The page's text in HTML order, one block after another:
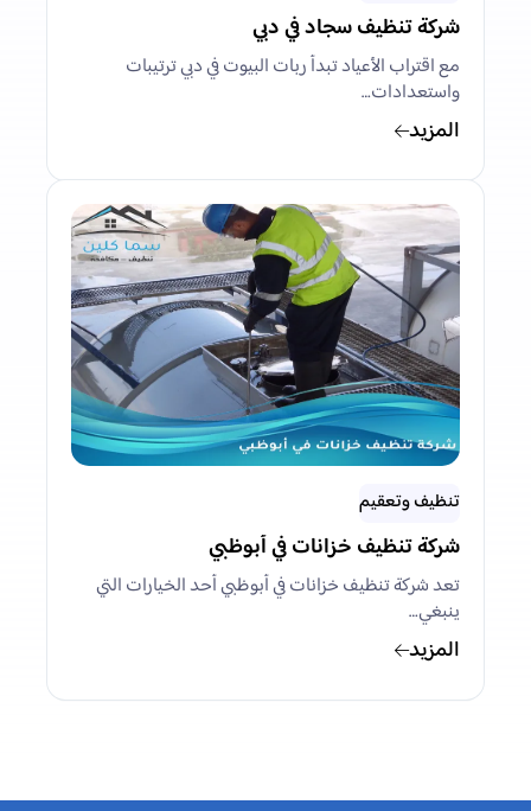
شركة تنظيف سجاد في دبي
مع اقتراب الأعياد تبدأ ربات البيوت في دبي ترتيبات
واستعدادات…
المزيد
تنظيف وتعقيم
شركة تنظيف خزانات في أبوظبي
تعد شركة تنظيف خزانات في أبوظبي أحد الخيارات التي
ينبغي…
المزيد